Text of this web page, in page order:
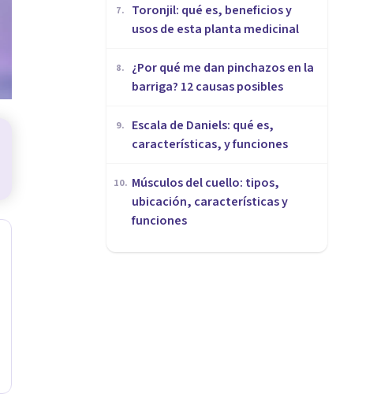
7.
Toronjil: qué es, beneficios y
usos de esta planta medicinal
8.
¿Por qué me dan pinchazos en la
barriga? 12 causas posibles
9.
Escala de Daniels: qué es,
características, y funciones
10. Músculos del cuello: tipos,
ubicación, características y
funciones